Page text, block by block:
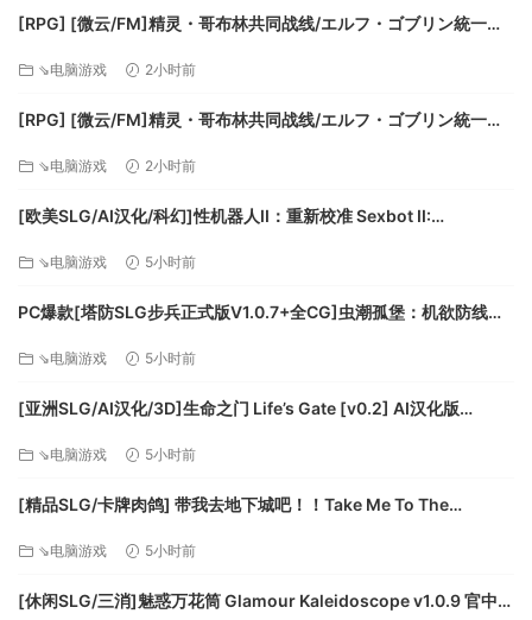
自己的卡组，来击败所有的对手，最终击败自己。
[RPG] [微云/FM]精灵・哥布林共同战线/エルフ・ゴブリン統一戦
⇘电脑游戏 2小时前
[RPG] [微云/FM]精灵・哥布林共同战线/エルフ・ゴブリン統一戦
⇘电脑游戏 2小时前
[欧美SLG/AI汉化/科幻]性机器人II：重新校准 Sexbot II:
⇘电脑游戏 5小时前
PC爆款[塔防SLG步兵正式版V1.0.7+全CG]虫潮孤堡：机欲防线
迅雷/UC/夸克
⇘电脑游戏 5小时前
[亚洲SLG/AI汉化/3D]生命之门 Life’s Gate [v0.2] AI汉化版
⇘电脑游戏 5小时前
[精品SLG/卡牌肉鸽] 带我去地下城吧！！Take Me To The
⇘电脑游戏 5小时前
[休闲SLG/三消]魅惑万花筒 Glamour Kaleidoscope v1.0.9 官中